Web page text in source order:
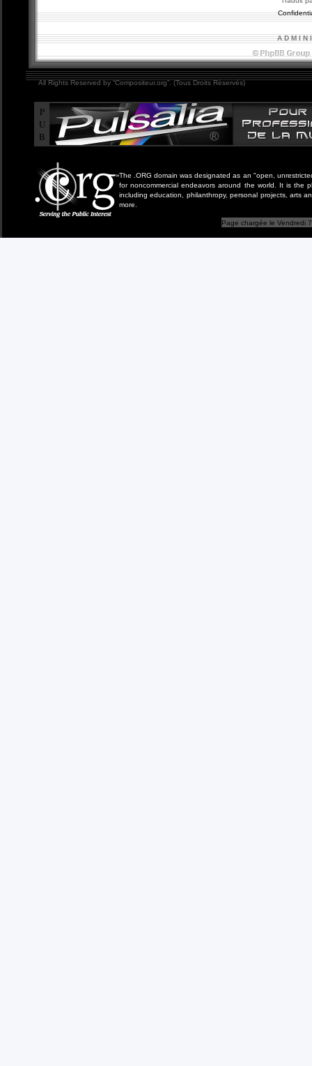
A D M I N
All Rights Reserved by “Compositeur.org”. (Tous Droits Réservés)
P
U
B
The .ORG domain was designated as an "open,
for noncommercial endeavors around the world. It is the
including education, philanthropy, personal projects, arts
more.
Page chargée le Vendredi